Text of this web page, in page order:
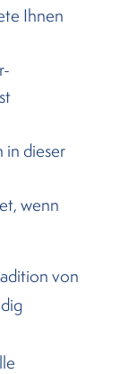
Ihnen
in dieser
wenn
von